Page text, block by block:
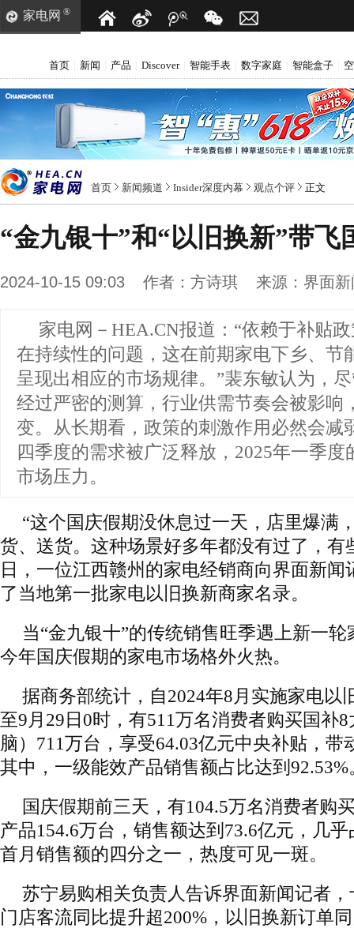
家电网 ®
首页 新闻 产品 Discover 智能手表 数字家庭 智能盒子
首页 新闻频道 Insider深度内幕 观点个评 正文
“金九银十”和“以旧换新”带飞
2024-10-15 09:03 作者： 方诗琪 来源： 界面新
家电网－HEA.CN报道： “依赖于补贴
在持续性的问题，这在前期家电下乡、节
呈现出相应的市场规律。”裴东敏认为，
经过严密的测算，行业供需节奏会被影响
变。从长期看，政策的刺激作用必然会减
四季度的需求被广泛释放，2025年一季度
市场压力。
“这个国庆假期没休息过一天，店里爆满
货、送货。这种场景好多年都没有过了，有
日，一位江西赣州的家电经销商向界面新闻
了当地第一批家电以旧换新商家名录。
当“金九银十”的传统销售旺季遇上新一
今年国庆假期的家电市场格外火热。
据商务部统计，自2024年8月实施家电以
至9月29日0时，有511万名消费者购买国补
脑）711万台，享受64.03亿元中央补贴，带
其中，一级能效产品销售额占比达到92.53%
国庆假期前三天，有104.5万名消费者购
产品154.6万台，销售额达到73.6亿元，几
首月销售额的四分之一，热度可见一斑。
苏宁易购相关负责人告诉界面新闻记者
门店客流同比提升超200%，以旧换新订单